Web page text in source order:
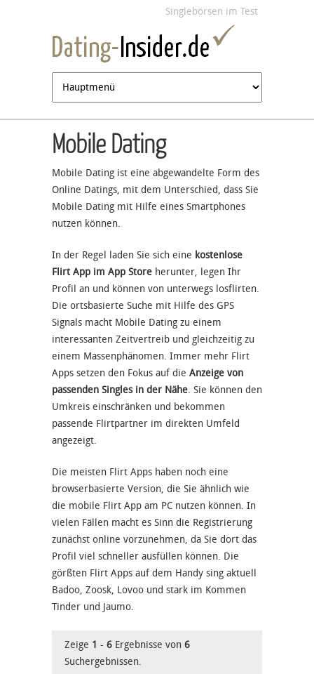
Jump to navigationSinglebörsen im Test
Mobile Dating
Mobile Dating ist eine abgewandelte Form des
Online Datings, mit dem Unterschied, dass Sie
Mobile Dating mit Hilfe eines Smartphones
nutzen können.
In der Regel laden Sie sich eine kostenlose
Flirt App im App Store herunter, legen Ihr
Profil an und können von unterwegs losflirten.
Die ortsbasierte Suche mit Hilfe des GPS
Signals macht Mobile Dating zu einem
interessanten Zeitvertreib und gleichzeitig zu
einem Massenphänomen. Immer mehr Flirt
Apps setzen den Fokus auf die Anzeige von
passenden Singles in der Nähe. Sie können den
Umkreis einschränken und bekommen
passende Flirtpartner im direkten Umfeld
angezeigt.
Die meisten Flirt Apps haben noch eine
browserbasierte Version, die Sie ähnlich wie
die mobile Flirt App am PC nutzen können. In
vielen Fällen macht es Sinn die Registrierung
zunächst online vorzunehmen, da Sie dort das
Profil viel schneller ausfüllen können. Die
görßten Flirt Apps auf dem Handy sing aktuell
Badoo, Zoosk, Lovoo und stark im Kommen
Tinder und Jaumo.
Zeige 1 - 6 Ergebnisse von 6
Suchergebnissen.